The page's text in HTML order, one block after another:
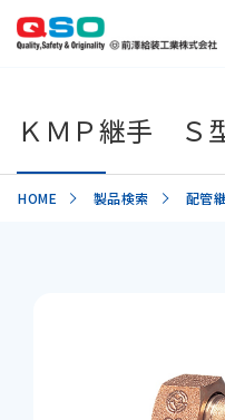
ＫＭＰ継手 Ｓ
HOME 製品検索 配管